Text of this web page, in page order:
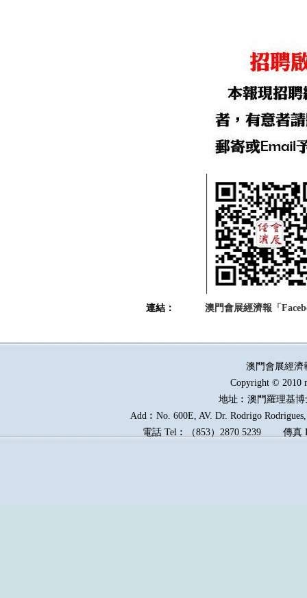
連結： 澳門會展經濟報「
澳門會展經
Copyright © 2010
地址︰澳門羅理基
Add︰No. 600E, AV. Dr. Rodrigo
電話 Tel︰（853）2870 5239傳真